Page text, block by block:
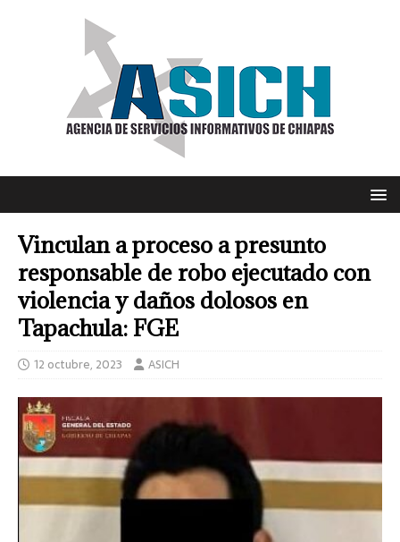
Vinculan a proceso a presunto
responsable de robo ejecutado con
violencia y daños dolosos en
Tapachula: FGE
12 octubre, 2023 ASICH